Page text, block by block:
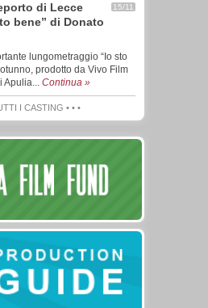
15/11
di Lecce
bene” di Donato
lungometraggio “Io sto
prodotto da Vivo Film
Apulia... Continua »
I CASTING • • •